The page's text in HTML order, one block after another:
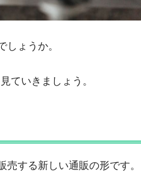
ょうか。
ていきましょう。
する新しい通販の形です。